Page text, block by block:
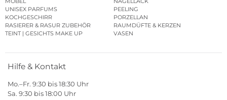
UNISEX PARFUMS
PEELING
KOCHGESCHIRR
PORZELLAN
RASIERER & RASUR ZUBEHÖR
RAUMDÜFTE & KERZEN
TEINT | GESICHTS MAKE UP
VASEN
Hilfe & Kontakt
Mo.–Fr. 9:30 bis 18:30 Uhr
Sa. 9:30 bis 18:00 Uhr